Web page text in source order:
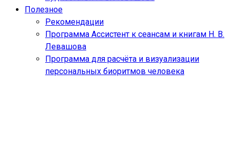
Полезное
Рекомендации
Программа Ассистент к сеансам и книгам Н. В.
Левашова
Программа для расчёта и визуализации
персональных биоритмов человека